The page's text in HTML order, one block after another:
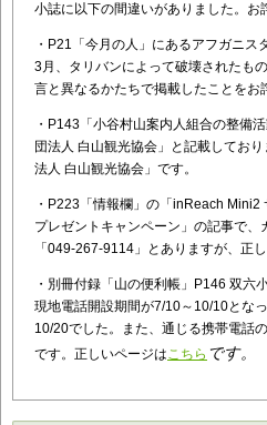
小誌に以下の間違いがありました。お
・P21「今月の人」にあるアフガニ
3月、タリバンによって破壊されたも
言と異なるかたちで掲載したことをお
・P143「小谷村山案内人組合の整備
団法人 白山観光協会」と記載してお
法人 白山観光協会」です。
・P223「情報欄」の「inReach
プレゼントキャンペーン」の記事で
「049-267-9114」とありますが、正
・別冊付録「山の便利帳」P146 双六
現地電話開設期間が7/10～10/10とな
10/20でした。また、通じる携帯電話
です。正しいページはこちら です。